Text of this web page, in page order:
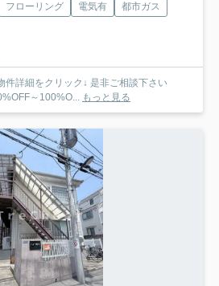
フローリング 電気有
都市ガス
件詳細をクリック↓ 是非ご相談下さい
～100%O... もっと見る